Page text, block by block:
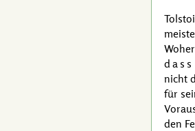
Tolstoi
nicht
für
den